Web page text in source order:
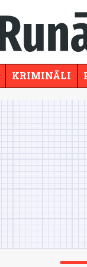
KRIMINĀLI